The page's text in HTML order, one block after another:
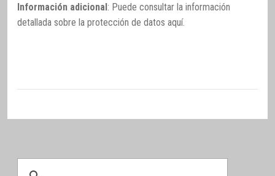
Información adicional: Puede consultar la información
detallada sobre la protección de datos aquí.